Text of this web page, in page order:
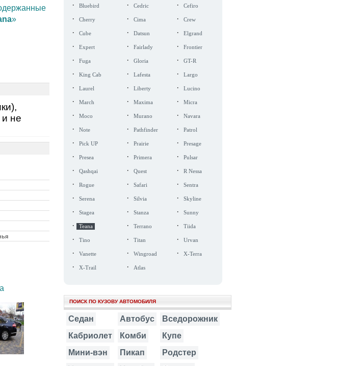
»
не
· Bluebird · Cedric · Cefiro
· Cherry · Cima · Crew
· Cube · Datsun · Elgrand
· Expert · Fairlady · Frontier
· Fuga · Gloria · GT-R
· King Cab · Lafesta · Largo
· Laurel · Liberty · Lucino
· March · Maxima · Micra
· Moco · Murano · Navara
· Note · Pathfinder · Patrol
· Pick UP · Prairie · Presage
· Presea · Primera · Pulsar
· Qashqai · Quest · R Nessa
· Rogue · Safari · Sentra
· Serena · Silvia · Skyline
· Stagea · Stanza · Sunny
· Teana · Terrano · Tiida
· Tino · Titan · Urvan
· Vanette · Wingroad · X-Terra
· X-Trail · Atlas
ПОИСК ПО КУЗОВУ АВТОМОБИЛЯ
Седан Автобус
Вседорожник
Кабриолет
Комби
Купе
Мини-вэн
Пикап
Родстер